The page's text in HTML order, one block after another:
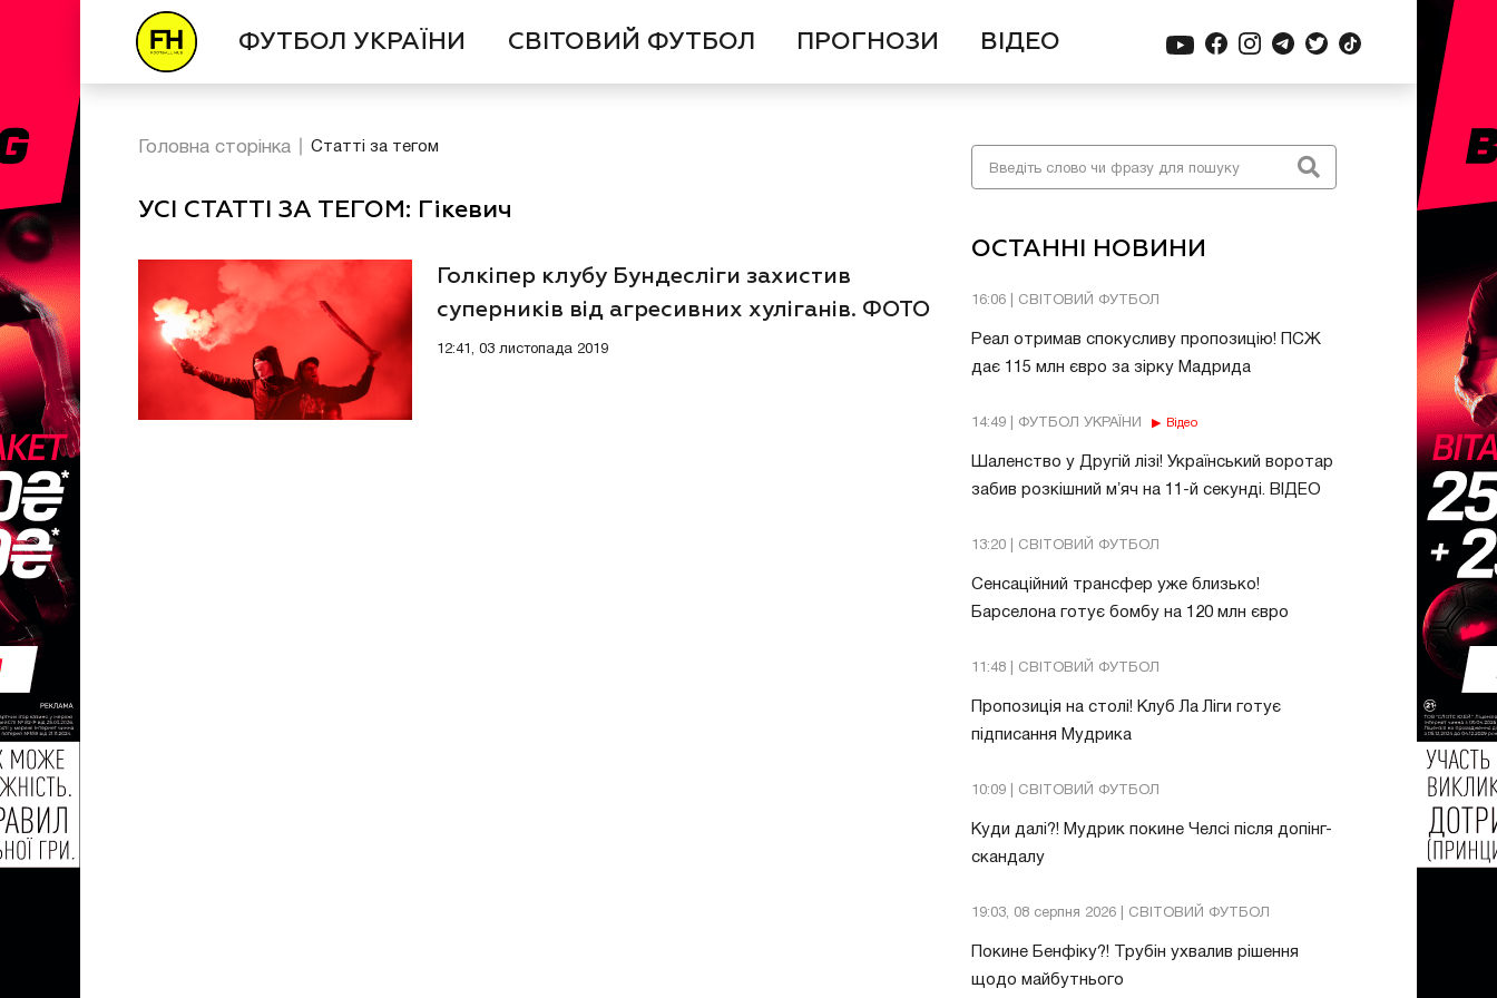
ФУТБОЛ УКРАЇНИ СВІТОВИЙ ФУТБОЛ ПРОГНОЗИ ВІДЕО
ОСТАННІ НОВИНИ
16:06 | СВІТОВИЙ ФУТБОЛ
Реал отримав спокусливу пропозицію! ПСЖ
дає 115 млн євро за зірку Мадрида
14:49 | ФУТБОЛ УКРАЇНИ Відео
Шаленство у Другій лізі! Український воротар
забив розкішний мʼяч на 11-й секунді. ВІДЕО
13:20 | СВІТОВИЙ ФУТБОЛ
Сенсаційний трансфер уже близько!
Барселона готує бомбу на 120 млн євро
11:48 | СВІТОВИЙ ФУТБОЛ
Пропозиція на столі! Клуб Ла Ліги готує
підписання Мудрика
10:09 | СВІТОВИЙ ФУТБОЛ
Куди далі?! Мудрик покине Челсі після допінг-
скандалу
19:03, 08 серпня 2026 | СВІТОВИЙ ФУТБОЛ
Покине Бенфіку?! Трубін ухвалив рішення
щодо майбутнього
Головна сторінка Статті за тегом
УСІ СТАТТІ ЗА ТЕГОМ: Гікевич
Голкіпер клубу Бундесліги захистив
суперників від агресивних хуліганів. ФОТО
12:41, 03 листопада 2019